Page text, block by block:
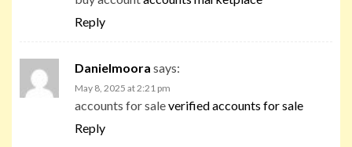
Reply
Danielmoora says:
May 8, 2025 at 2:21 pm
accounts for saleverified accounts for sale
Reply